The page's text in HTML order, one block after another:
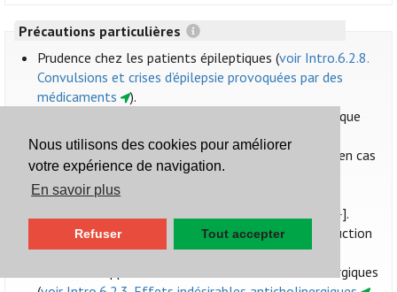
Nous utilisons des cookies pour améliorer
votre expérience de navigation.
En savoir plus
Refuser Tout accepter
Précautions particulières
Prudence chez les patients épileptiques (voir Intro.6.2.8.
Convulsions et crises d’épilepsie provoquées par des
médicaments
).
Nortriptyline: prudence en cas d'insuffisance hépatique
sévère.
La dosulépine nécessite une attention particulière en cas
de maladie rénale modérée/sévère (
Insuffisance rénale
voir Folia de juin 2024].
Hypotension orthostatique et troubles de la conduction
cardiaque (effet de type quinidine).
Les ATC et apparentés sont fortement anticholinergiques